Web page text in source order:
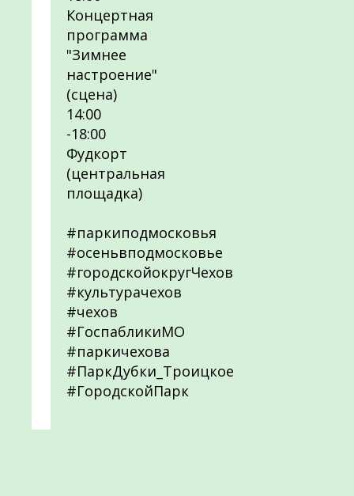
Концертная
программа
"Зимнее
настроение"
(сцена)
14:00
-18:00
Фудкорт
(центральная
площадка)
#паркиподмосковья
#осеньвподмосковье
#городскойокругЧехов
#культурачехов
#чехов
#ГоспабликиМО
#паркичехова
#ПаркДубки_Троицкое
#ГородскойПарк